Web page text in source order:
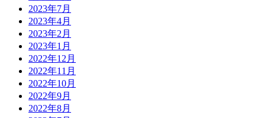
2023年7月
2023年4月
2023年2月
2023年1月
2022年12月
2022年11月
2022年10月
2022年9月
2022年8月